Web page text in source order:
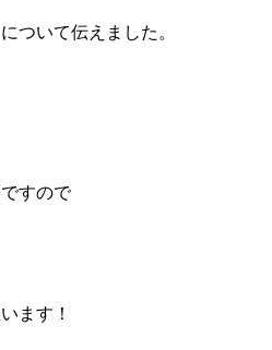
ついて伝えました。
すので
ます！